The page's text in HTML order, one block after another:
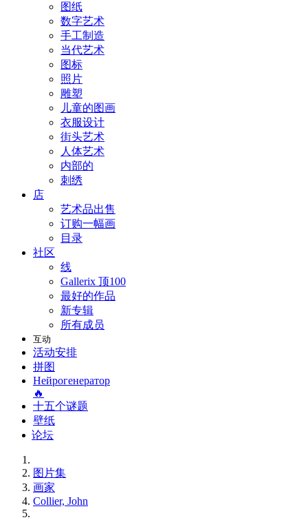
图纸
数字艺术
手工制造
当代艺术
图标
照片
雕塑
儿童的图画
衣服设计
街头艺术
人体艺术
内部的
刺绣
店
艺术品出售
订购一幅画
目录
社区
线
Gallerix 顶100
最好的作品
新专辑
所有成员
互动
活动安排
拼图
Нейрогенератор
🔥
十五个谜题
壁纸
论坛
图片集
画家
Collier, John